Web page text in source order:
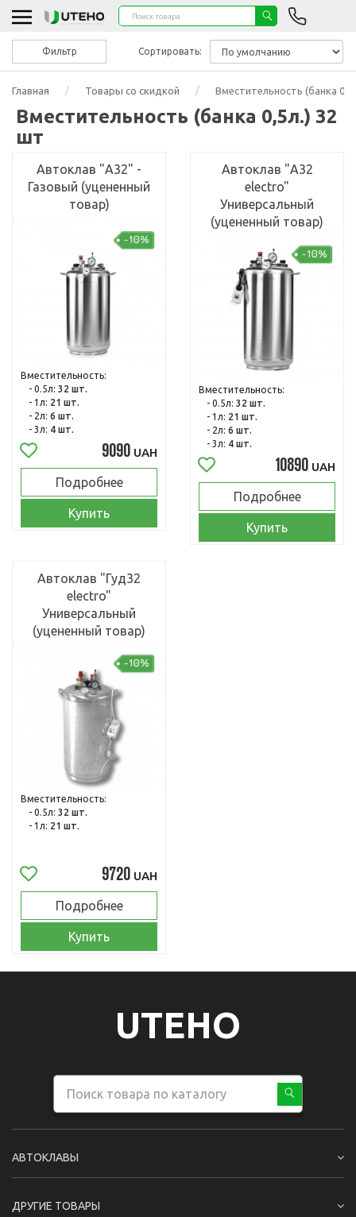
Главная Товары со скидкой Вместительность (банка
Вместительность (банка 0,5л.) 32
шт
Фильтр Сортировать:
Автоклав "А32" -
Газовый (уцененный
товар)
Вместительность:
- 0.5л: 32 шт.
- 1л: 21 шт.
- 2л: 6 шт.
- 3л: 4 шт.
9090 UAH
Подробнее
Купить
Автоклав "А32
electro"
Универсальный
(уцененный товар)
Вместительность:
- 0.5л: 32 шт.
- 1л: 21 шт.
- 2л: 6 шт.
- 3л: 4 шт.
10890 UAH
Подробнее
Купить
Автоклав "Гуд32
electro"
Универсальный
(уцененный товар)
Вместительность:
- 0.5л: 32 шт.
- 1л: 21 шт.
9720 UAH
Подробнее
Купить
UTEHO
АВТОКЛАВЫ
ДРУГИЕ ТОВАРЫ